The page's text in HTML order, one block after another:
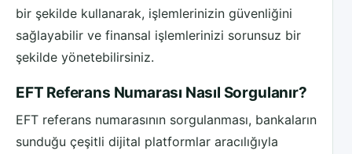
bir şekilde kullanarak, işlemlerinizin güvenliğini
sağlayabilir ve finansal işlemlerinizi sorunsuz bir
şekilde yönetebilirsiniz.
EFT Referans Numarası Nasıl Sorgulanır?
EFT referans numarasının sorgulanması, bankaların
sunduğu çeşitli dijital platformlar aracılığıyla